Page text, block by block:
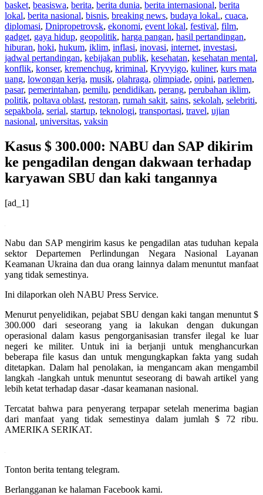
basket, beasiswa, berita, berita dunia, berita internasional, berita
lokal, berita nasional, bisnis, breaking news, budaya lokal., cuaca,
diplomasi, Dnipropetrovsk, ekonomi, event lokal, festival, film,
gadget, gaya hidup, geopolitik, harga pangan, hasil pertandingan,
hiburan, hoki, hukum, iklim, inflasi, inovasi, internet, investasi,
jadwal pertandingan, kebijakan publik, kesehatan, kesehatan mental,
konflik, konser, kremenchug, kriminal, Kryvyigo, kuliner, kurs mata
uang, lowongan kerja, musik, olahraga, olimpiade, opini, parlemen,
pasar, pemerintahan, pemilu, pendidikan, perang, perubahan iklim,
politik, poltava oblast, restoran, rumah sakit, sains, sekolah, selebriti,
sepakbola, serial, startup, teknologi, transportasi, travel, ujian
nasional, universitas, vaksin
Kasus $ 300.000: NABU dan SAP dikirim
ke pengadilan dengan dakwaan terhadap
karyawan SBU dan kaki tangannya
[ad_1]
Nabu dan SAP mengirim kasus ke pengadilan atas tuduhan kepala
sektor Departemen Perlindungan Negara Nasional Layanan
Keamanan Ukraina dan dua orang lainnya dalam menuntut manfaat
yang tidak semestinya.
Ini dilaporkan oleh NABU Press Service.
Menurut penyelidikan, pejabat SBU dengan kaki tangan menuntut $
300.000 dari seseorang yang ia lakukan dengan dukungan
operasional dalam kasus pengorganisasian transfer ilegal ke luar
negeri ke militer. Untuk ini ia berjanji untuk menghancurkan
beberapa file kasus dan untuk mengungkapkan fakta yang sudah
ditetapkan. Dalam hal penolakan, ia mengancam akan mengambil
langkah -langkah untuk menuntut seseorang di bawah artikel yang
lebih ketat terhadap dasar -dasar keamanan nasional.
Tercatat bahwa para penyerang terpapar setelah menerima bagian
dari manfaat yang tidak semestinya dalam jumlah $ 72 ribu.
AMERIKA SERIKAT.
Tonton berita tentang telegram.
Berlangganan ke halaman Facebook kami.